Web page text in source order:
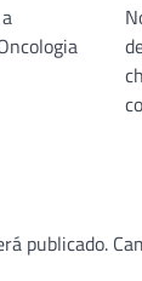
publicado.